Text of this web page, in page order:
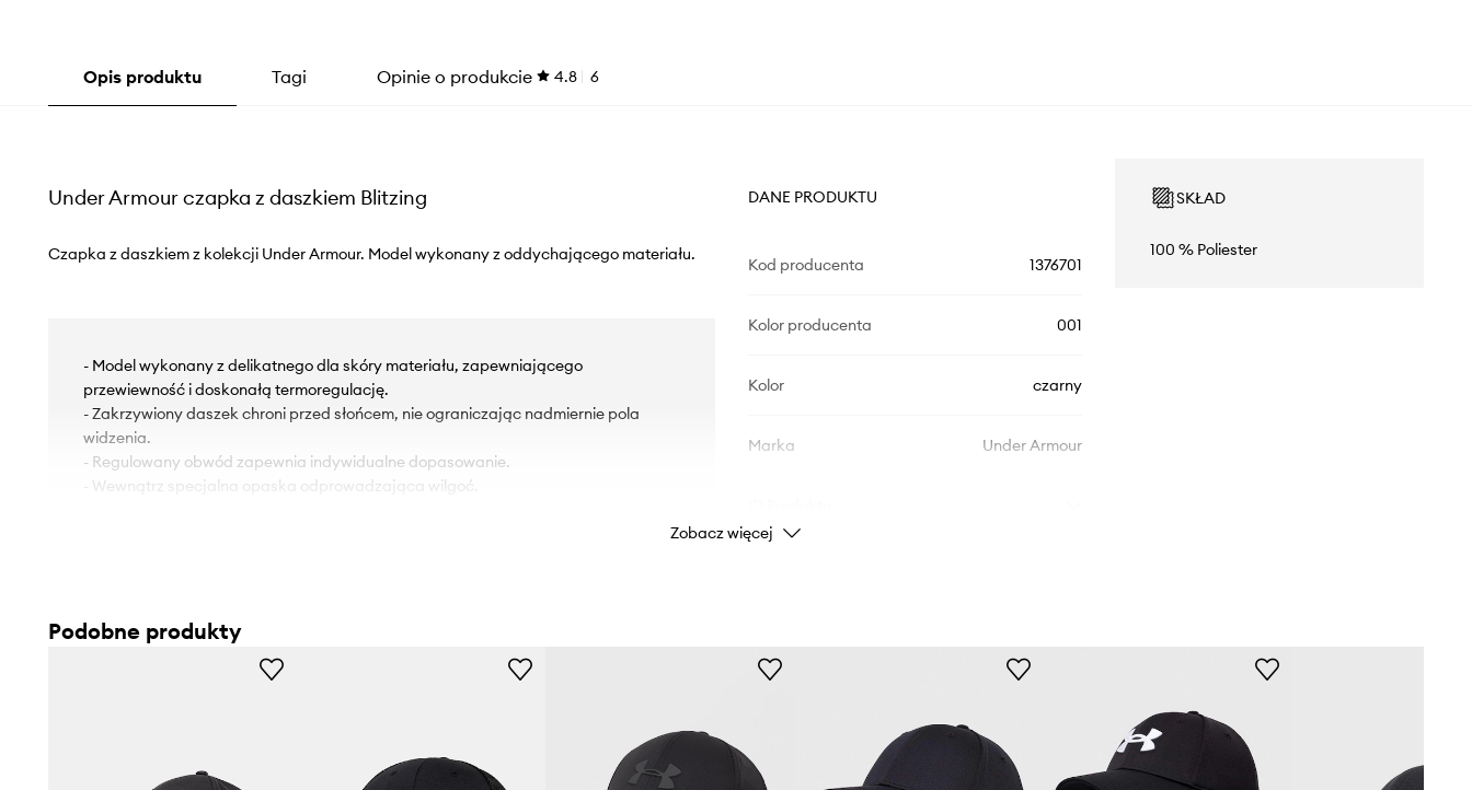
Opis produktu Tagi Opinie o produkcie 4.8 6
Under Armour czapka z daszkiem Blitzing
Czapka z daszkiem z kolekcji Under Armour. Model wykonany z oddychającego materiału.
- Model wykonany z delikatnego dla skóry materiału, zapewniającego
przewiewność i doskonałą termoregulację.
- Zakrzywiony daszek chroni przed słońcem, nie ograniczając nadmiernie pola
widzenia.
- Regulowany obwód zapewnia indywidualne dopasowanie.
- Wewnątrz specjalna opaska odprowadzająca wilgoć.
DANE PRODUKTU
Kod producenta 1376701
Kolor producenta 001
Kolor czarny
Marka Under Armour
SKŁAD
100 % Poliester
Zobacz więcej
Podobne produkty